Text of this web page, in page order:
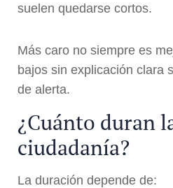
suelen quedarse cortos.
Más caro no siempre es
bajos sin explicación clara
de alerta.
¿Cuánto duran
ciudadanía?
La duración depende de: